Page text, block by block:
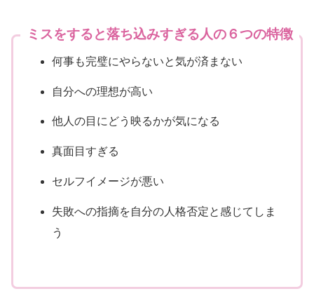
ミスをすると落ち込みすぎる人の６つの特徴
何事も完璧にやらないと気が済まない
自分への理想が高い
他人の目にどう映るかが気になる
真面目すぎる
セルフイメージが悪い
失敗への指摘を自分の人格否定と感じてしま
う